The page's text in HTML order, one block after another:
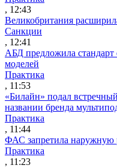
, 12:43
Великобритания
Санкции
, 12:41
АБД предложила
моделей
Практика
, 11:53
«Билайн» подал
названии бренда
Практика
, 11:44
ФАС запретила наружную
Практика
, 11:23